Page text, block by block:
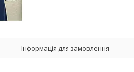
Інформація для замовлення